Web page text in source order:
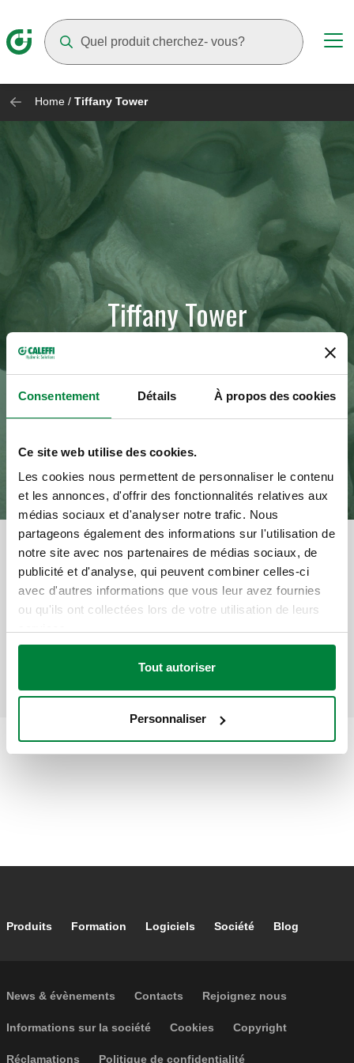
Consentement Détails À propos des cookies
Ce site web utilise des cookies.
Les cookies nous permettent de personnaliser le contenu
et les annonces, d'offrir des fonctionnalités relatives aux
médias sociaux et d'analyser notre trafic. Nous
partageons également des informations sur l'utilisation de
notre site avec nos partenaires de médias sociaux, de
publicité et d'analyse, qui peuvent combiner celles-ci
avec d'autres informations que vous leur avez fournies
ou qu'ils ont collectées lors de votre utilisation de leurs
Tout autoriser
Personnaliser
Home / Tiffany Tower
Tiffany Tower
Catégorie
Ensemble résidentiel et
local commercial
Footer main navigation
Produits Formation Logiciels Société Blog
Footer secondary navigation
News & évènements Contacts Rejoignez nous
Footer menu
Informations sur la société Cookies Copyright
Réclamations Politique de confidentialité